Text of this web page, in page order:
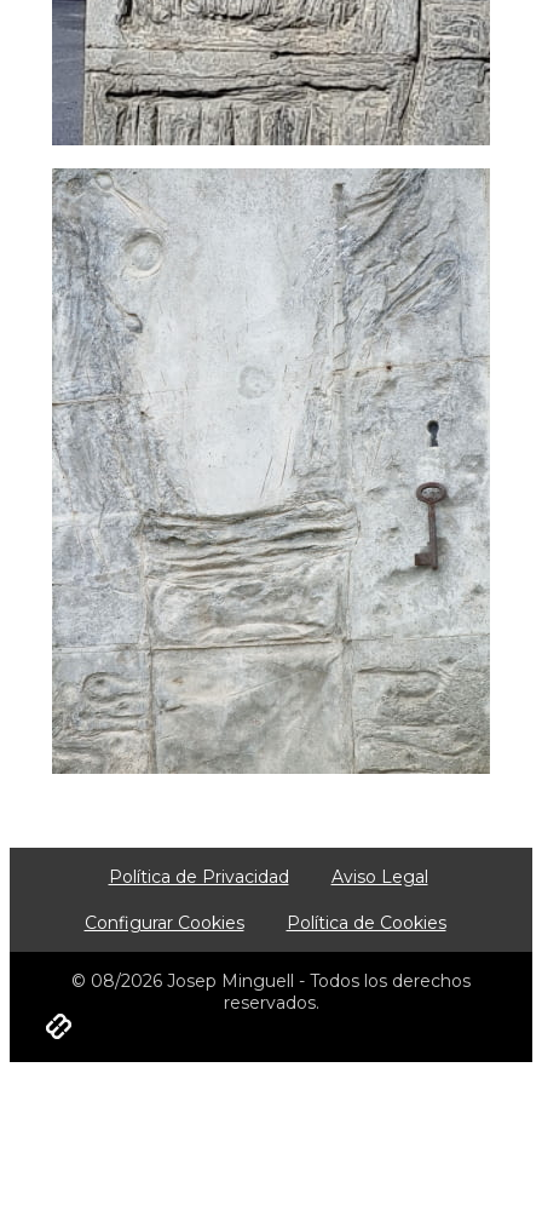
Política de Privacidad Aviso Legal
Configurar Cookies Política de Cookies
© 08/2026 Josep Minguell - Todos los derechos
reservados.